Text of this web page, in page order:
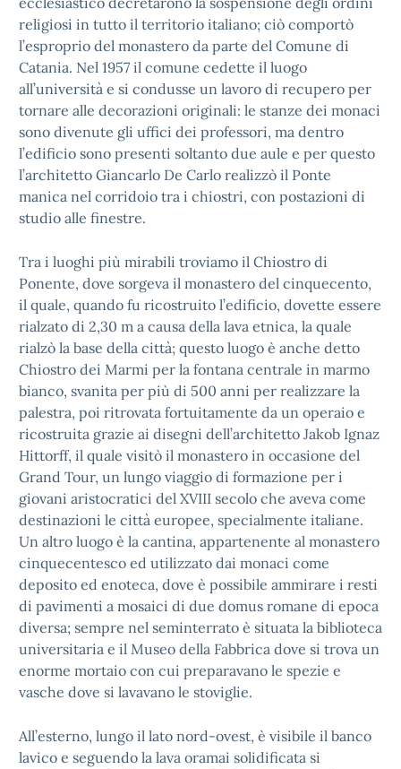
religiosi in tutto il territorio italiano; ciò comportò
l’esproprio del monastero da parte del Comune di
Catania. Nel 1957 il comune cedette il luogo
all’università e si condusse un lavoro di recupero per
tornare alle decorazioni originali: le stanze dei monaci
sono divenute gli uffici dei professori, ma dentro
l’edificio sono presenti soltanto due aule e per questo
l’architetto Giancarlo De Carlo realizzò il Ponte
manica nel corridoio tra i chiostri, con postazioni di
studio alle finestre.
Tra i luoghi più mirabili troviamo il Chiostro di
Ponente, dove sorgeva il monastero del cinquecento,
il quale, quando fu ricostruito l’edificio, dovette essere
rialzato di 2,30 m a causa della lava etnica, la quale
rialzò la base della città; questo luogo è anche detto
Chiostro dei Marmi per la fontana centrale in marmo
bianco, svanita per più di 500 anni per realizzare la
palestra, poi ritrovata fortuitamente da un operaio e
ricostruita grazie ai disegni dell’architetto Jakob Ignaz
Hittorff, il quale visitò il monastero in occasione del
Grand Tour, un lungo viaggio di formazione per i
giovani aristocratici del XVIII secolo che aveva come
destinazioni le città europee, specialmente italiane.
Un altro luogo è la cantina, appartenente al monastero
cinquecentesco ed utilizzato dai monaci come
deposito ed enoteca, dove è possibile ammirare i resti
di pavimenti a mosaici di due domus romane di epoca
diversa; sempre nel seminterrato è situata la biblioteca
universitaria e il Museo della Fabbrica dove si trova un
enorme mortaio con cui preparavano le spezie e
vasche dove si lavavano le stoviglie.
All’esterno, lungo il lato nord-ovest, è visibile il banco
lavico e seguendo la lava oramai solidificata si